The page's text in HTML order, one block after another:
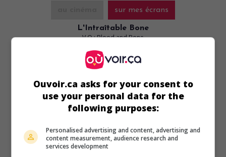
sur mes écrans
L'Intraîtable Bone
V.O.: Blood and Bone
É.-U. 2009. Aventuresde Ben Ramsey
Eamonn Walker,Michelle Belegrin
de rues clandestins, tout en poursuivant en même temps
une mystérieuse mission.
Ouvoir.ca asks for your consent to
use your personal data for the
following purposes:
Personalised advertising and content, advertising and
content measurement, audience research and
services development